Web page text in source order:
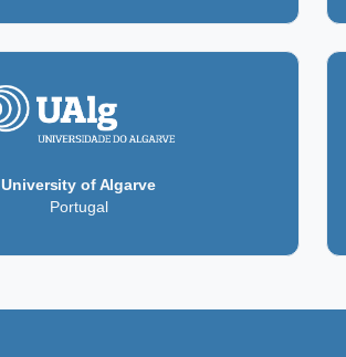
University of Algarve
Portugal